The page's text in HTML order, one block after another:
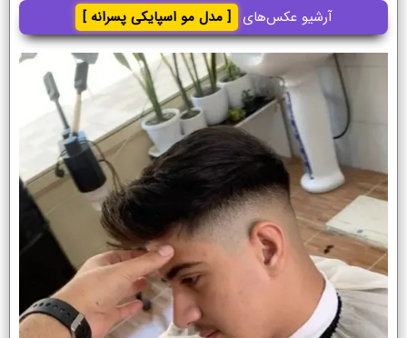
آرشیو عکس‌های [ مدل مو اسپایکی پسرانه ]